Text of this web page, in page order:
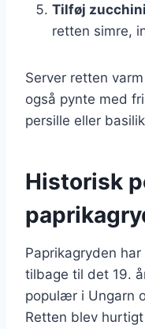
Tilføj zucchini
retten simre,
Server retten
også pynte med
persille eller
Historisk
Paprikagryden
tilbage til det 19.
populær i Ungarn
Retten blev